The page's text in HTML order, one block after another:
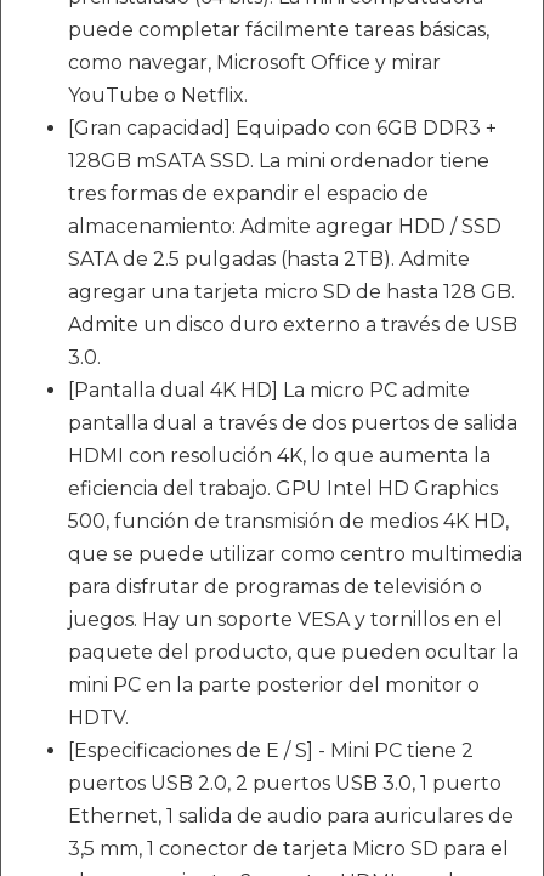
puede completar fácilmente tareas básicas,
como navegar, Microsoft Office y mirar
YouTube o Netflix.
[Gran capacidad] Equipado con 6GB DDR3 +
128GB mSATA SSD. La mini ordenador tiene
tres formas de expandir el espacio de
almacenamiento: Admite agregar HDD / SSD
SATA de 2.5 pulgadas (hasta 2TB). Admite
agregar una tarjeta micro SD de hasta 128 GB.
Admite un disco duro externo a través de USB
3.0.
[Pantalla dual 4K HD] La micro PC admite
pantalla dual a través de dos puertos de salida
HDMI con resolución 4K, lo que aumenta la
eficiencia del trabajo. GPU Intel HD Graphics
500, función de transmisión de medios 4K HD,
que se puede utilizar como centro multimedia
para disfrutar de programas de televisión o
juegos. Hay un soporte VESA y tornillos en el
paquete del producto, que pueden ocultar la
mini PC en la parte posterior del monitor o
HDTV.
[Especificaciones de E / S] - Mini PC tiene 2
puertos USB 2.0, 2 puertos USB 3.0, 1 puerto
Ethernet, 1 salida de audio para auriculares de
3,5 mm, 1 conector de tarjeta Micro SD para el